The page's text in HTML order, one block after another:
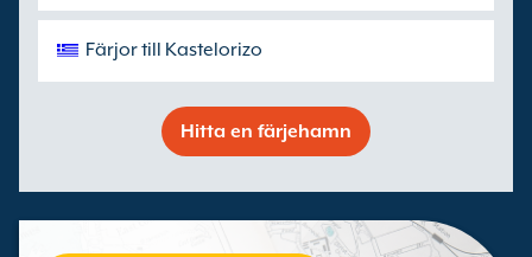
Färjor till Kastelorizo
Hitta en färjehamn